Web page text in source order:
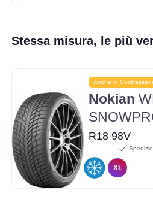
Stessa misura, le più
Anche in
Nokian
R18 98V
XL